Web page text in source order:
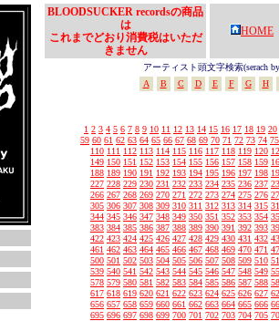
BLOODSUCKER recordsの商品
は
これまでどおり消費税はいただ
きません
HOME
アーティスト頭文字検索(serach
A
B C D E F G H
1 2 3 4 5 6 7 8 9 10 11 12 13 14 15 16 17 18 19 20
59 60 61 62 63 64 65 66 67 68 69 70 71 72 73 74 75
110 111 112 113 114 115 116 117 118 119 120
149 150 151 152 153 154 155 156 157 158 159
188 189 190 191 192 193 194 195 196 197 198
227 228 229 230 231 232 233 234 235 236 237
266 267 268 269 270 271 272 273 274 275 276
305 306 307 308 309 310 311 312 313 314 315
344 345 346 347 348 349 350 351 352 353 354
383 384 385 386 387 388 389 390 391 392 393
422 423 424 425 426 427 428 429 430 431 432
461 462 463 464 465 466 467 468 469 470 471
500 501 502 503 504 505 506 507 508 509 510
539 540 541 542 543 544 545 546 547 548 549
578 579 580 581 582 583 584 585 586 587 588
617 618 619 620 621 622 623 624 625 626 627
656 657 658 659 660 661 662 663 664 665 666
695 696 697 698 699 700 701 702 703 704 705